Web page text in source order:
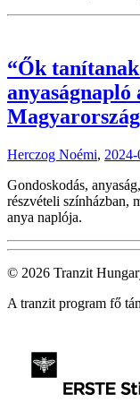
“Ők
anyaságnapló
Herczog Noémi,
Gondoskodás,
részvételi színházban,
anya naplója.
© 2026 Tranzit
A tranzit program fő